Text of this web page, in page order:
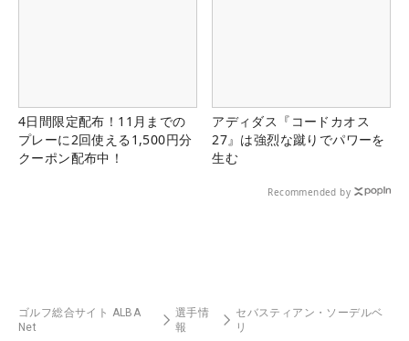
4日間限定配布！11月までの
プレーに2回使える1,500円分
クーポン配布中！
アディダス『コードカオス
27』は強烈な蹴りでパワーを
生む
Recommended by
ゴルフ総合サイト ALBA
Net
選手情
報
セバスティアン・ソーデルベ
リ